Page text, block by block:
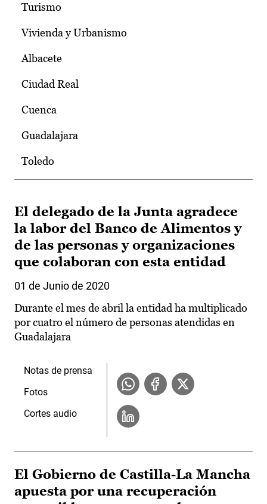
Turismo
Vivienda y Urbanismo
Albacete
Ciudad Real
Cuenca
Guadalajara
Toledo
El delegado de la Junta agradece
la labor del Banco de Alimentos y
de las personas y organizaciones
que colaboran con esta entidad
01 de Junio de 2020
Durante el mes de abril la entidad ha multiplicado
por cuatro el número de personas atendidas en
Guadalajara
Notas de prensa
Fotos
Cortes audio
El Gobierno de Castilla-La Mancha
apuesta por una recuperación